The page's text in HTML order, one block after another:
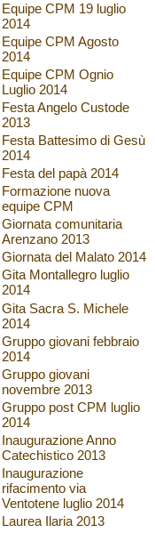
Equipe CPM 19 luglio
2014
Equipe CPM Agosto
2014
Equipe CPM Ognio
Luglio 2014
Festa Angelo Custode
2013
Festa Battesimo di Gesù
2014
Festa del papà 2014
Formazione nuova
equipe CPM
Giornata comunitaria
Arenzano 2013
Giornata del Malato 2014
Gita Montallegro luglio
2014
Gita Sacra S. Michele
2014
Gruppo giovani febbraio
2014
Gruppo giovani
novembre 2013
Gruppo post CPM luglio
2014
Inaugurazione Anno
Catechistico 2013
Inaugurazione
rifacimento via
Ventotene luglio 2014
Laurea Ilaria 2013